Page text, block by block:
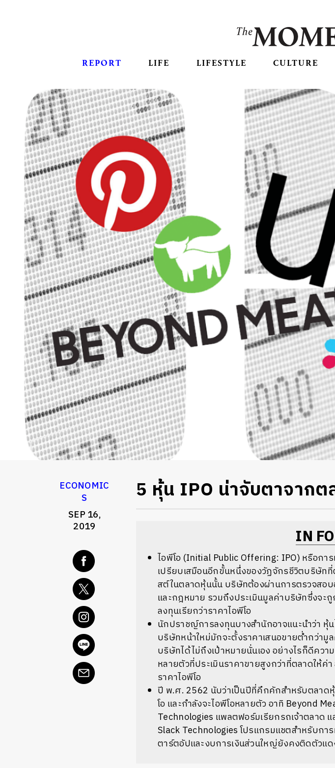
REPORT LIFE LIFESTYLE CULTURE
ECONOMIC
S
SEP 16,
2019
5 หุ้น IPO น่าจับตาจาก
IN
ไอพีโอ (Initial Public Offering: IPO) หรือกา
เปรียบเสมือนอีกขั้นหนึ่งของวัฏจักรชีวิตบริษัท
สต์ในตลาดหุ้นนั้น บริษัทต้องผ่านการตรวจสอ
และกฎหมาย รวมถึงประเมินมูลค่าบริษัทซึ่งจะ
ลงทุนเรียกว่าราคาไอพีโอ
นักปราชญ์การลงทุนบางสำนักอาจแนะนำว่า หุ้
บริษัทหน้าใหม่มักจะตั้งราคาเสนอขายต่ำกว่ามู
บริษัทได้ไม่ถึงเป้าหมายนั่นเอง อย่างไรก็ดีควา
หลายตัวที่ประเมินราคาขายสูงกว่าที่ตลาดให้
ราคาไอพีโอ
ปี พ.ศ. 2562 นับว่าเป็นปีที่คึกคักสำหรับตลาด
โอ และกำลังจะไอพีโอหลายตัว อาทิ Beyond
Technologies แพลตฟอร์มเรียกรถเจ้าตลาด แ
Slack Technologies โปรแกรมแชตสำหรับกา
ตาร์ตอัปและงบการเงินส่วนใหญ่ยังคงติดตัวแ